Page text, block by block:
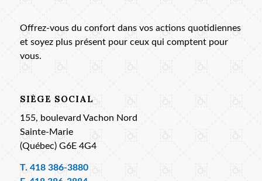
Offrez-vous du confort dans vos actions quotidiennes
et soyez plus présent pour ceux qui comptent pour
vous.
SIÈGE SOCIAL
155, boulevard Vachon Nord
Sainte-Marie
(Québec) G6E 4G4
T. 418 386-3880